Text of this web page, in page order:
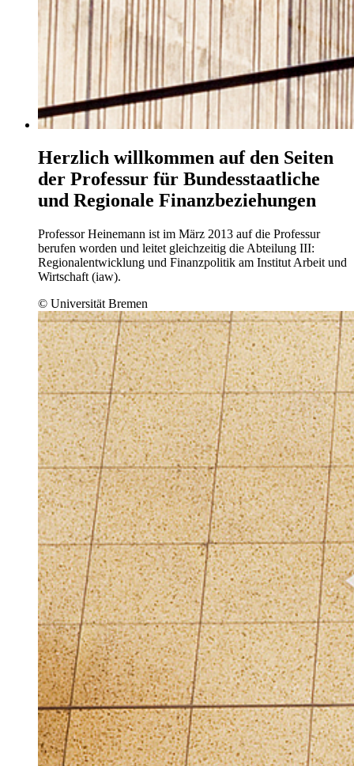
Herzlich willkommen auf den Seiten
der Professur für Bundesstaatliche
und Regionale Finanzbeziehungen
Professor Heinemann ist im März 2013 auf die Professur
berufen worden und leitet gleichzeitig die Abteilung III:
Regionalentwicklung und Finanzpolitik am Institut Arbeit und
Wirtschaft (iaw).
© Universität Bremen